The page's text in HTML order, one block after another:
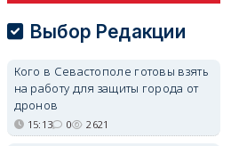
Выбор Редакции
Кого в Севастополе готовы взять
на работу для защиты города от
дронов
15:13 0 2621